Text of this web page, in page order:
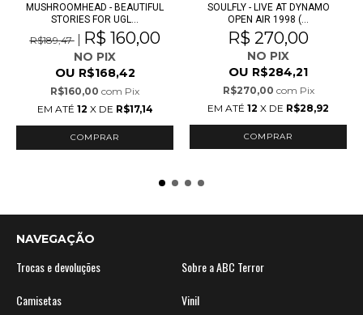
MUSHROOMHEAD - BEAUTIFUL
STORIES FOR UGL...
R$189,47 R$ 160,00
NO PIX
OU R$168,42
R$160,00 com Pix
EM ATÉ 12 X DE R$17,14
SOULFLY - LIVE AT DYNAMO
OPEN AIR 1998 (...
R$ 270,00
NO PIX
OU R$284,21
R$270,00 com Pix
EM ATÉ 12 X DE R$28,92
NAVEGAÇÃO
Trocas e devoluções
Sobre a ABC Terror
Camisetas
Vinil